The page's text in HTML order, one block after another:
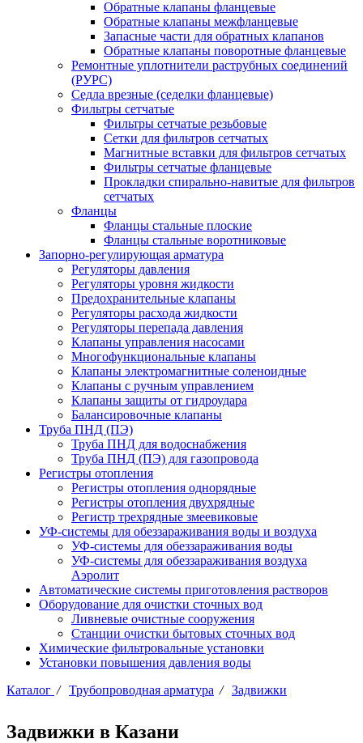
Обратные клапаны фланцевые
Обратные клапаны межфланцевые
Запасные части для обратных клапанов
Обратные клапаны поворотные фланцевые
Ремонтные уплотнители раструбных соединений
(РУРС)
Седла врезные (седелки фланцевые)
Фильтры сетчатые
Фильтры сетчатые резьбовые
Сетки для фильтров сетчатых
Магнитные вставки для фильтров сетчатых
Фильтры сетчатые фланцевые
Прокладки спирально-навитые для фильтров
сетчатых
Фланцы
Фланцы стальные плоские
Фланцы стальные воротниковые
Запорно-регулирующая арматура
Регуляторы давления
Регуляторы уровня жидкости
Предохранительные клапаны
Регуляторы расхода жидкости
Регуляторы перепада давления
Клапаны управления насосами
Многофункциональные клапаны
Клапаны электромагнитные соленоидные
Клапаны с ручным управлением
Клапаны защиты от гидроудара
Балансировочные клапаны
Труба ПНД (ПЭ)
Труба ПНД для водоснабжения
Труба ПНД (ПЭ) для газопровода
Регистры отопления
Регистры отопления однорядные
Регистры отопления двухрядные
Регистр трехрядные змеевиковые
УФ-системы для обеззараживания воды и воздуха
УФ-системы для обеззараживания воды
УФ-системы для обеззараживания воздуха
Аэролит
Автоматические системы приготовления растворов
Оборудование для очистки сточных вод
Ливневые очистные сооружения
Станции очистки бытовых сточных вод
Химические фильтровальные установки
Установки повышения давления воды
Каталог / Трубопроводная арматура / Задвижки
Задвижки в Казани